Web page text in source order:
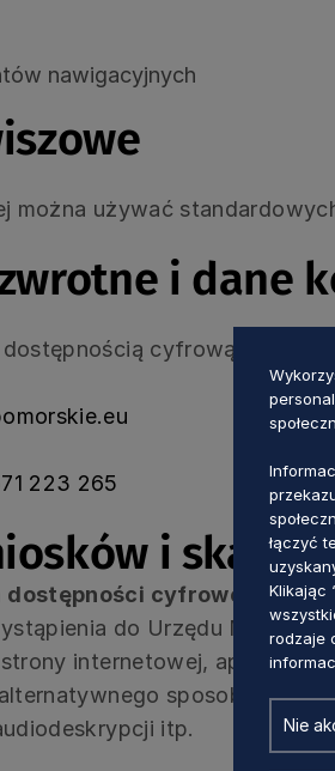
nawigacyjnych
można używać
i dane
cyfrową tej
223 265
i skarg
cyfrowej
do Urzędu
internetowej, aplikacji
sposobu
itp.
łączyć
Klikając
rodzaje
Nie